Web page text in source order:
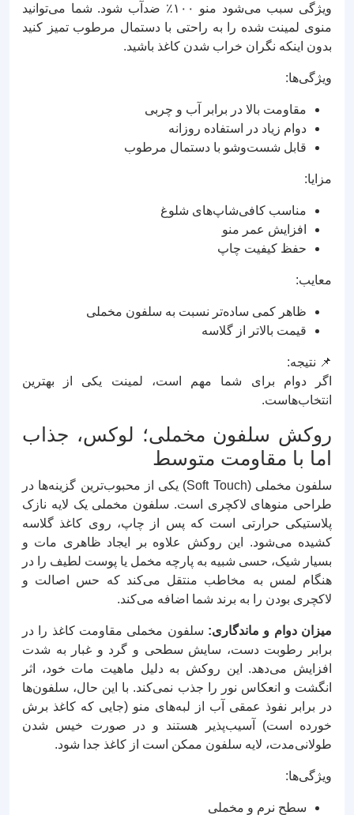
ویژگی سبب می‌شود منو ۱۰۰٪ ضدآب شود. شما می‌توانید
منوی لمینت شده را به راحتی با دستمال مرطوب تمیز کنید
بدون اینکه نگران خراب شدن کاغذ باشید.
ویژگی‌ها:
مقاومت بالا در برابر آب و چربی
دوام زیاد در استفاده روزانه
قابل شست‌وشو با دستمال مرطوب
مزایا:
مناسب کافی‌شاپ‌های شلوغ
افزایش عمر منو
حفظ کیفیت چاپ
معایب:
ظاهر کمی ساده‌تر نسبت به سلفون مخملی
قیمت بالاتر از گلاسه
📌 نتیجه:
اگر دوام برای شما مهم است، لمینت یکی از بهترین
انتخاب‌هاست.
روکش سلفون مخملی؛ لوکس، جذاب
اما با مقاومت متوسط
سلفون مخملی (Soft Touch) یکی از محبوب‌ترین گزینه‌ها در
طراحی منوهای لاکچری است. سلفون مخملی یک لایه نازک
پلاستیکی حرارتی است که پس از چاپ، روی کاغذ گلاسه
کشیده می‌شود. این روکش علاوه بر ایجاد ظاهری مات و
بسیار شیک، حسی شبیه به پارچه مخمل یا پوست لطیف را در
هنگام لمس به مخاطب منتقل می‌کند که حس اصالت و
لاکچری بودن را به برند شما اضافه می‌کند.
میزان دوام و ماندگاری: سلفون مخملی مقاومت کاغذ را در
برابر رطوبت دست، سایش سطحی و گرد و غبار به شدت
افزایش می‌دهد. این روکش به دلیل ماهیت مات خود، اثر
انگشت و انعکاس نور را جذب نمی‌کند. با این حال، سلفون‌ها
در برابر نفوذ عمقی آب از لبه‌های منو (جایی که کاغذ برش
خورده است) آسیب‌پذیر هستند و در صورت خیس شدن
طولانی‌مدت، لایه سلفون ممکن است از کاغذ جدا شود.
ویژگی‌ها:
سطح نرم و مخملی